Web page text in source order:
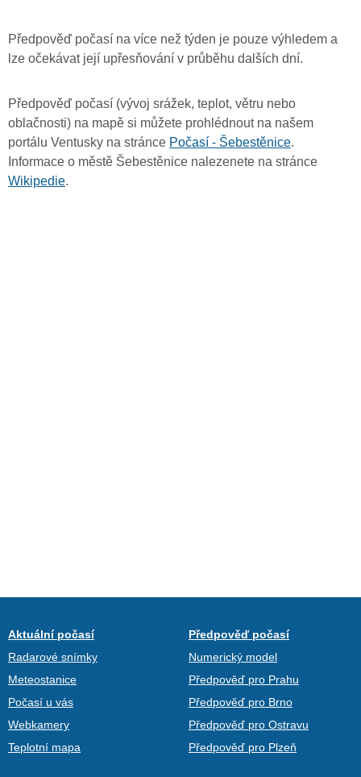
Předpověď počasí na více než týden je pouze výhledem a
lze očekávat její upřesňování v průběhu dalších dní.
Předpověď počasí (vývoj srážek, teplot, větru nebo
oblačnosti) na mapě si můžete prohlédnout na našem
portálu Ventusky na stránce Počasí - Šebestěnice.
Informace o městě Šebestěnice nalezenete na stránce
Wikipedie.
Aktuální počasí
Radarové snímky
Meteostanice
Počasí u vás
Webkamery
Teplotní mapa
Předpověď počasí
Numerický model
Předpověď pro Prahu
Předpověď pro Brno
Předpověď pro Ostravu
Předpověď pro Plzeň